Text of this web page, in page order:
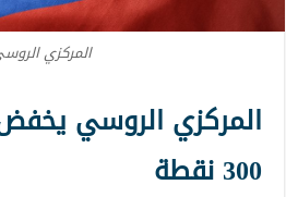
المركزي
المركزي الروسي
300 نقطة